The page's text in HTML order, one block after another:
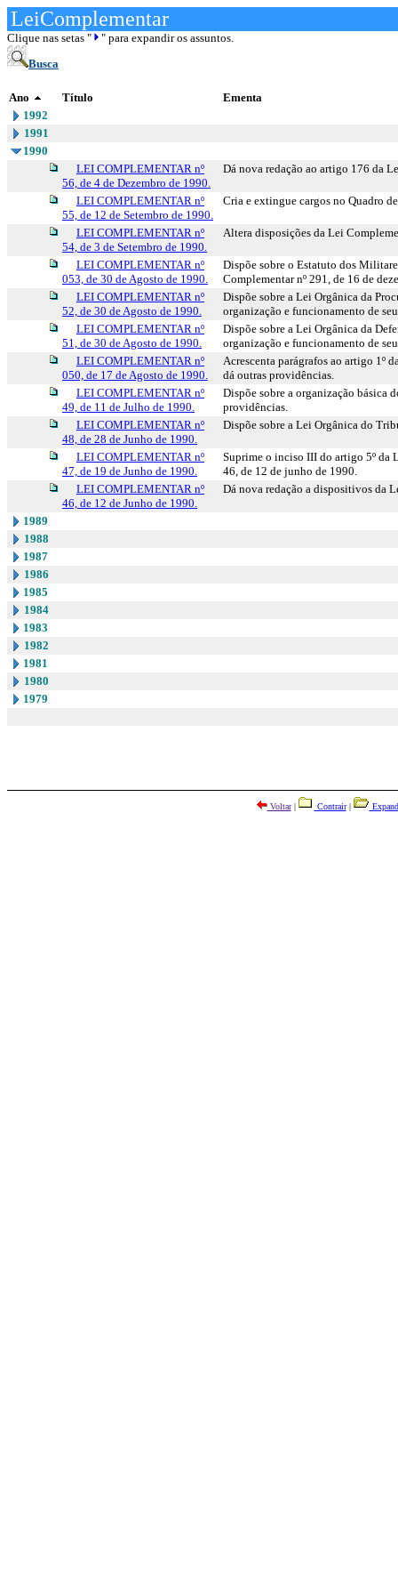
LeiComplementar
Clique nas setas "
" para expandir os assuntos.
Busca
Ano Título
Ementa
1992
1991
1990
LEI COMPLEMENTAR nº
56, de 4 de Dezembro de 1990.
Dá nova redação ao artigo 176 da
LEI COMPLEMENTAR nº
55, de 12 de Setembro de 1990.
Cria e extingue cargos no Quadro
LEI COMPLEMENTAR nº
54, de 3 de Setembro de 1990.
Altera disposições da Lei
LEI COMPLEMENTAR nº
053, de 30 de Agosto de 1990.
Dispõe sobre o Estatuto dos
Complementar nº 291, de 16 de
LEI COMPLEMENTAR nº
52, de 30 de Agosto de 1990.
Dispõe sobre a Lei Orgânica da
organização e funcionamento de
LEI COMPLEMENTAR nº
51, de 30 de Agosto de 1990.
Dispõe sobre a Lei Orgânica da
organização e funcionamento de
LEI COMPLEMENTAR nº
050, de 17 de Agosto de 1990.
Acrescenta parágrafos ao artigo 1º
dá outras providências.
LEI COMPLEMENTAR nº
49, de 11 de Julho de 1990.
Dispõe sobre a organização básica
providências.
LEI COMPLEMENTAR nº
48, de 28 de Junho de 1990.
Dispõe sobre a Lei Orgânica do
LEI COMPLEMENTAR nº
47, de 19 de Junho de 1990.
Suprime o inciso III do artigo 5º da
46, de 12 de junho de 1990.
LEI COMPLEMENTAR nº
46, de 12 de Junho de 1990.
Dá nova redação a dispositivos da
1989
1988
1987
1986
1985
1984
1983
1982
1981
1980
1979
Voltar| Contrair|